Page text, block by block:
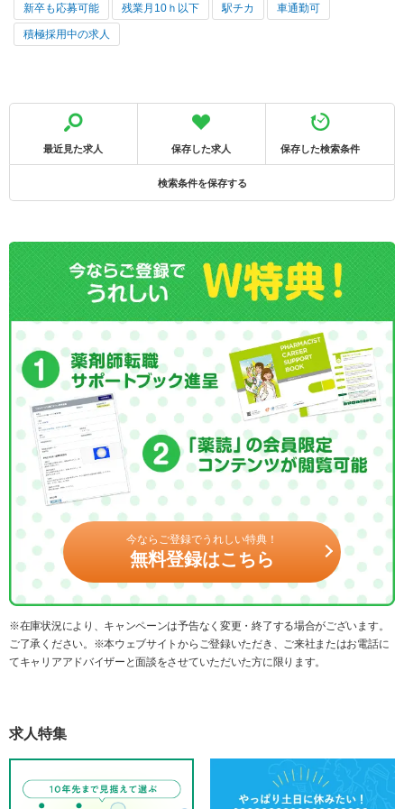
新卒も応募可能 残業月10ｈ以下 駅チカ 車通勤可
積極採用中の求人
最近見た求人 保存した求人 保存した検索条件
検索条件を保存する
今ならご登録でうれしい特典！
無料登録はこちら
※在庫状況により、キャンペーンは予告なく変更・終了する場合がございます。
ご了承ください。※本ウェブサイトからご登録いただき、ご来社またはお電話に
てキャリアアドバイザーと面談をさせていただいた方に限ります。
求人特集